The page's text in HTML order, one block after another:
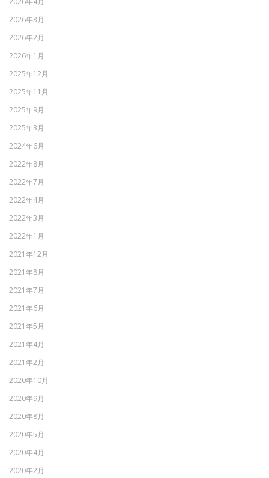
2026年3月
2026年2月
2026年1月
2025年12月
2025年11月
2025年9月
2025年3月
2024年6月
2022年8月
2022年7月
2022年4月
2022年3月
2022年1月
2021年12月
2021年8月
2021年7月
2021年6月
2021年5月
2021年4月
2021年2月
2020年10月
2020年9月
2020年8月
2020年5月
2020年4月
2020年2月